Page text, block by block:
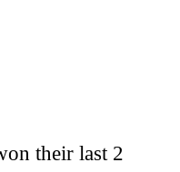
their last 2